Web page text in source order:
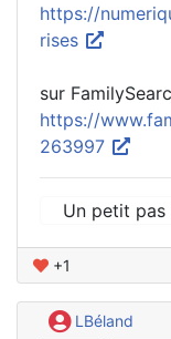
https://
rises
sur
https://
263997
Un petit pas
+1
LBéland